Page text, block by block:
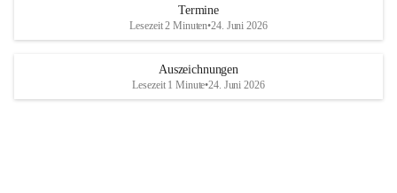
Termine
Lesezeit 2 Minuten•24. Juni 2026
Auszeichnungen
Lesezeit 1 Minute•24. Juni 2026